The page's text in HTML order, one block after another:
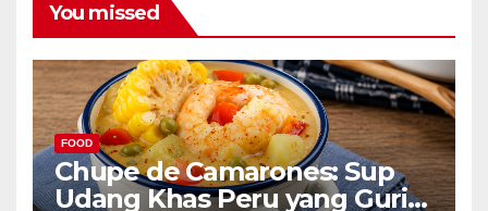
You missed
FOOD
Chupe de Camarones: Sup
Udang Khas Peru yang Gurih